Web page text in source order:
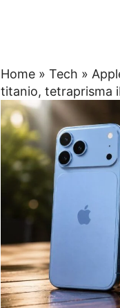
Home »Tech »
titanio, tetraprisma